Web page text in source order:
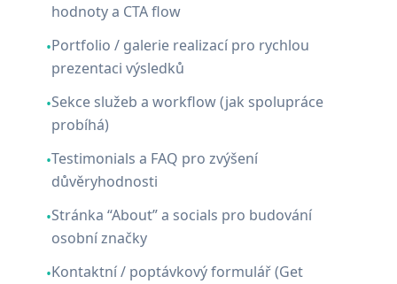
hodnoty a CTA flow
•Portfolio / galerie realizací pro rychlou
prezentaci výsledků
•Sekce služeb a workflow (jak spolupráce
probíhá)
•Testimonials a FAQ pro zvýšení
důvěryhodnosti
•Stránka “About” a socials pro budování
osobní značky
•Kontaktní / poptávkový formulář (Get